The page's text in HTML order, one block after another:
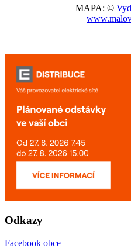
MAPA: ©
Odkazy
Facebook obce